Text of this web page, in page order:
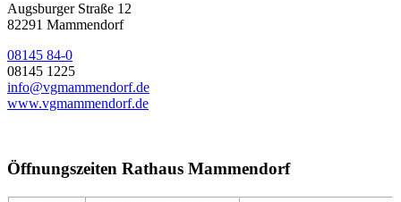
Augsburger Straße 12
82291 Mammendorf
08145 84-0
08145 1225
info@vgmammendorf.de
www.vgmammendorf.de
Öffnungszeiten Rathaus Mammendorf